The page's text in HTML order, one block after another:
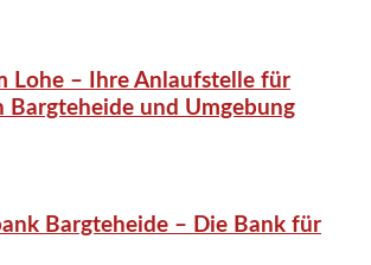
Lohe – Ihre Anlaufstelle für
Bargteheide und Umgebung
Bargteheide – Die Bank für